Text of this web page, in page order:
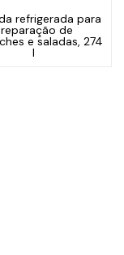
refrigerada para
de
e saladas, 274
l